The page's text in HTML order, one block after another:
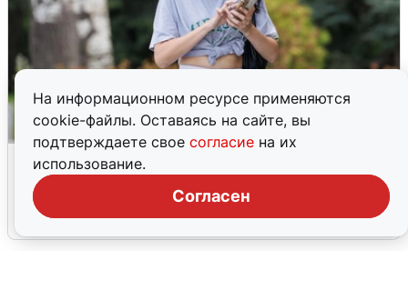
На информационном ресурсе применяются
cookie-файлы. Оставаясь на сайте, вы
подтверждаете свое согласие на их
использование.
Согласен
Волгоградцы остались без
мобильного интернета
6 августа 0